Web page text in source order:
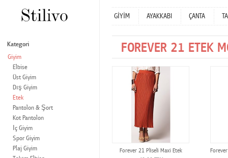
GİYİM AYAKKABI ÇANTA
FOREVER 21 ETEK
Forever 21 Pliseli Maxi Etek
Kategori
Giyim
Elbise
Üst Giyim
Dış Giyim
Etek
Pantolon & Şort
Kot Pantolon
İç Giyim
Spor Giyim
Plaj Giyim